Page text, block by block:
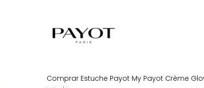
Comprar Estuche Payot My Payot Crème